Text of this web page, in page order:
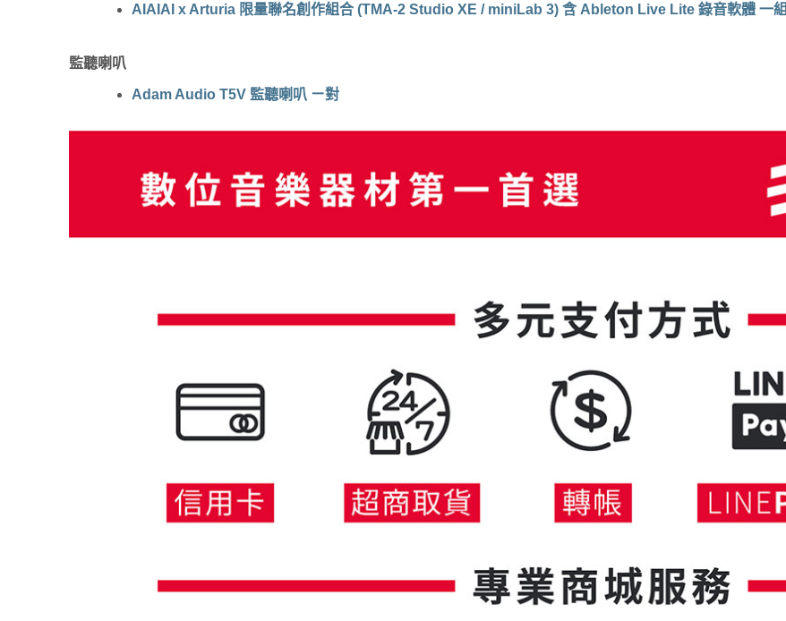
AIAIAI x Arturia 限量聯名創作組合 (TMA-2 Studio XE / miniLab 3) 含 Ableton Live Lite 錄音軟體 一組
監聽喇叭
Adam Audio T5V 監聽喇叭 ㄧ對